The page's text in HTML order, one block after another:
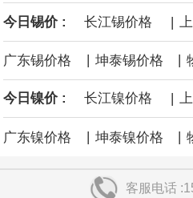
今日锡价 : 长江锡价格 |
广东锡价格 坤泰锡价格
今日镍价 : 长江镍价格 |
广东镍价格 | 坤泰镍价格 |
客服电话